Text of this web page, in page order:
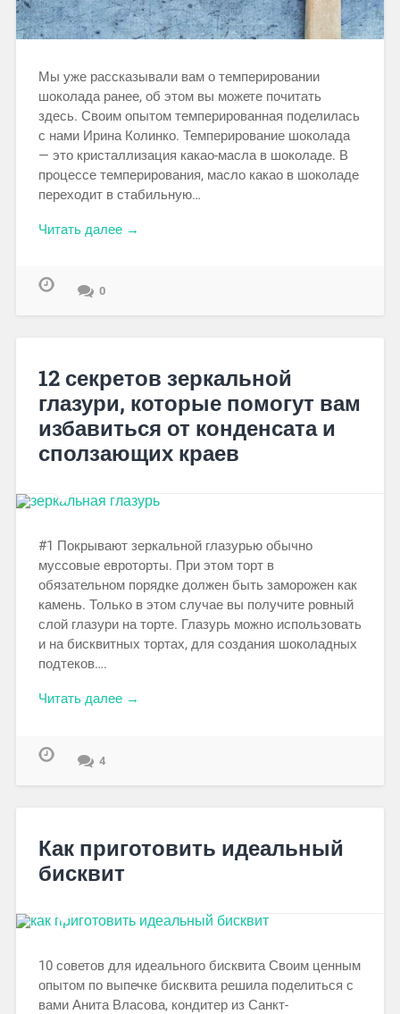
Мы уже рассказывали вам о темперировании
шоколада ранее, об этом вы можете почитать
здесь. Своим опытом темперированная поделилась
с нами Ирина Колинко. Тем­перирование шоколада
— это кристаллизация какао-масла в шоко­ладе. В
процессе темперирования, масло какао в шоколаде
пере­ходит в стабильную…
Читать далее →
0
12 секретов зеркальной
глазури, которые помогут вам
избавиться от конденсата и
сползающих краев
#1 Покрывают зеркальной глазурью обычно
муссовые евроторты. При этом торт в
обязательном порядке должен быть заморожен как
камень. Только в этом случае вы получите ровный
слой глазури на торте. Глазурь можно использовать
и на бисквитных тортах, для создания шоколадных
подтеков….
Читать далее →
4
Как приготовить идеальный
бисквит
10 советов для идеального бисквита Своим ценным
опытом по выпечке бисквита решила поделиться с
вами Анита Власова, кондитер из Санкт-